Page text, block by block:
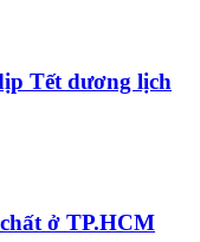
Tết dương lịch
ở TP.HCM